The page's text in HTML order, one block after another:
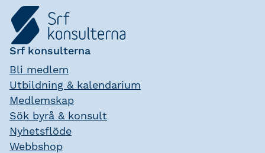
Srf konsulterna
Bli medlem
Utbildning & kalendarium
Medlemskap
Sök byrå & konsult
Nyhetsflöde
Webbshop